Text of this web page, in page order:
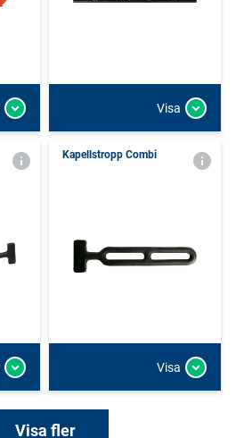
Visa
Kapellstropp Combi
Visa
Visa fler